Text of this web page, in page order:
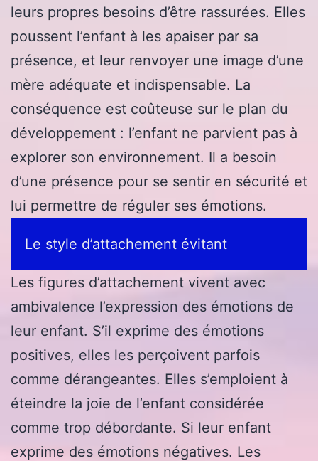
leurs propres besoins d’être rassurées. Elles
poussent l’enfant à les apaiser par sa
présence, et leur renvoyer une image d’une
mère adéquate et indispensable. La
conséquence est coûteuse sur le plan du
développement : l’enfant ne parvient pas à
explorer son environnement. Il a besoin
d’une présence pour se sentir en sécurité et
lui permettre de réguler ses émotions.
Le style d’attachement évitant
Les figures d’attachement vivent avec
ambivalence l’expression des émotions de
leur enfant. S’il exprime des émotions
positives, elles les perçoivent parfois
comme dérangeantes. Elles s’emploient à
éteindre la joie de l’enfant considérée
comme trop débordante. Si leur enfant
exprime des émotions négatives. Les